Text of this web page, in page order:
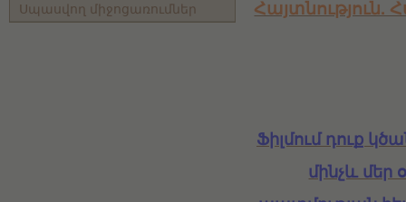
Սպասվող միջոցառումներ Հայտնություն.
Ֆիլմում դուք
մինչև մեր